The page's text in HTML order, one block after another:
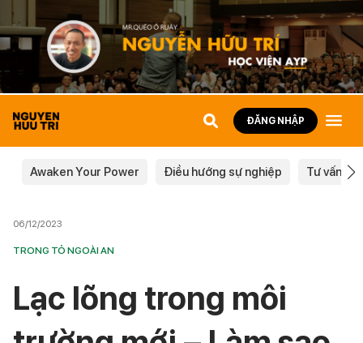
ĐĂNG NHẬP
Awaken Your Power Điều hướng sự nghiệp Tư vấn
06/12/2023
TRONG TỎ NGOÀI AN
Lạc lõng trong môi